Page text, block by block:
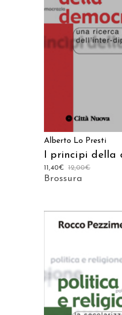
LEGGI
Alberto Lo Presti
I principi della
12,00€
11,40€
Brossura
AGGIUNGI AL